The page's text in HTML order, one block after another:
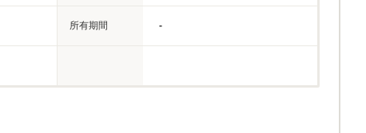
所有期間 -